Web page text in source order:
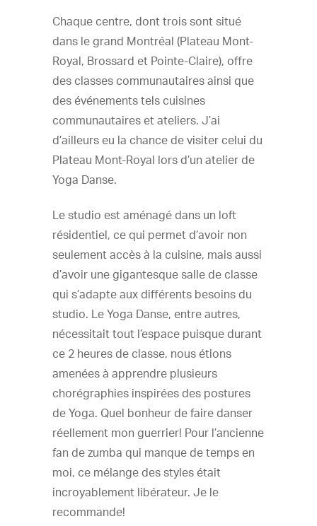
Chaque centre, dont trois sont situé
dans le grand Montréal (Plateau Mont-
Royal, Brossard et Pointe-Claire), offre
des classes communautaires ainsi que
des événements tels cuisines
communautaires et ateliers. J’ai
d’ailleurs eu la chance de visiter celui du
Plateau Mont-Royal lors d’un atelier de
Yoga Danse.
Le studio est aménagé dans un loft
résidentiel, ce qui permet d’avoir non
seulement accès à la cuisine, mais aussi
d’avoir une gigantesque salle de classe
qui s’adapte aux différents besoins du
studio. Le Yoga Danse, entre autres,
nécessitait tout l’espace puisque durant
ce 2 heures de classe, nous étions
amenées à apprendre plusieurs
chorégraphies inspirées des postures
de Yoga. Quel bonheur de faire danser
réellement mon guerrier! Pour l’ancienne
fan de zumba qui manque de temps en
moi, ce mélange des styles était
incroyablement libérateur. Je le
recommande!